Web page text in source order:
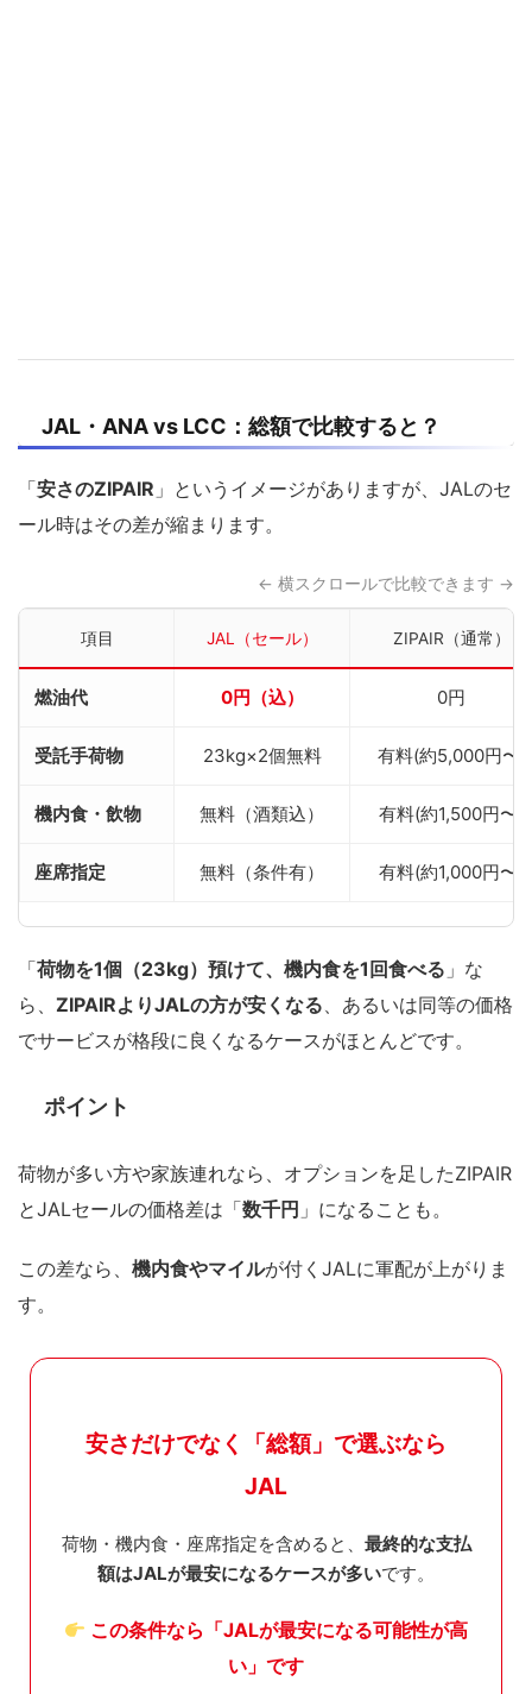
JAL・ANA vs LCC：総額で比較すると？
「安さのZIPAIR 」というイメージがありますが、JALのセ
ール時はその差が縮まります。
← 横スクロールで比較できます →
項目 JAL（セール） ZIPAIR（通常）
燃油代 0円（込） 0円
受託手荷物 23kg×2個無料 有料(約5,000円〜)
機内食・飲物 無料（酒類込） 有料(約1,500円〜)
座席指定 無料（条件有） 有料(約1,000円〜)
「荷物を1個（23kg）預けて、機内食を1回食べる 」な
ら、 ZIPAIRよりJALの方が安くなる 、あるいは同等の価格
でサービスが格段に良くなるケースがほとんどです。
ポイント
荷物が多い方や家族連れなら、オプションを足したZIPAIR
とJALセールの価格差は「数千円 」になることも。
この差なら、 機内食やマイルが付くJALに軍配が上がりま
す。
安さだけでなく「総額」で選ぶなら
JAL
荷物・機内食・座席指定を含めると、 最終的な支払
額はJALが最安になるケースが多いです。
この条件なら「JALが最安になる可能性が高
い」です